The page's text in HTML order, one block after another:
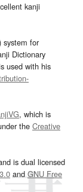
kanji
system for
Dictionary
used with his
, which is
the Creative
is dual licensed
and GNU Free